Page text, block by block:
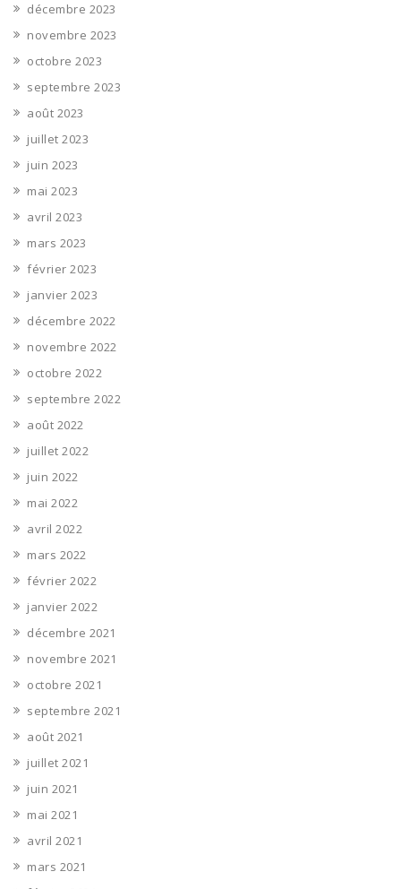
décembre 2023
novembre 2023
octobre 2023
septembre 2023
août 2023
juillet 2023
juin 2023
mai 2023
avril 2023
mars 2023
février 2023
janvier 2023
décembre 2022
novembre 2022
octobre 2022
septembre 2022
août 2022
juillet 2022
juin 2022
mai 2022
avril 2022
mars 2022
février 2022
janvier 2022
décembre 2021
novembre 2021
octobre 2021
septembre 2021
août 2021
juillet 2021
juin 2021
mai 2021
avril 2021
mars 2021